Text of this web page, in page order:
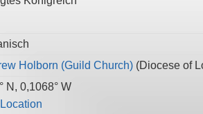
Holborn (Guild Church) (Diocese of
N, 0,1068° W